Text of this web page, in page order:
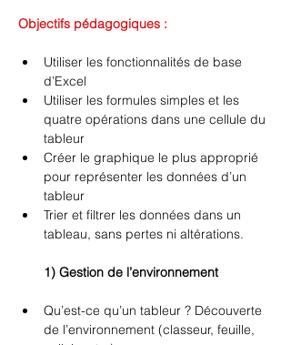
Objectifs pédagogiques :
Utiliser les fonctionnalités de base
d’Excel
Utiliser les formules simples et les
quatre opérations dans une cellule du
tableur
Créer le graphique le plus approprié
pour représenter les données d’un
tableur
Trier et filtrer les données dans un
tableau, sans pertes ni altérations.
1) Gestion de l’environnement
Qu’est-ce qu’un tableur ? Découverte
de l’environnement (classeur, feuille,